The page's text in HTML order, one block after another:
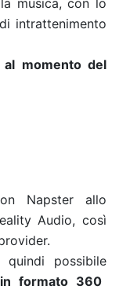
musica, con lo
intrattenimento
momento del
Napster allo
Audio, così
quindi possibile
formato 360